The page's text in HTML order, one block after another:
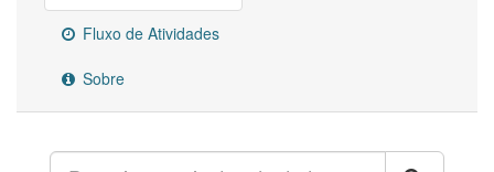
Fluxo de Atividades
Sobre